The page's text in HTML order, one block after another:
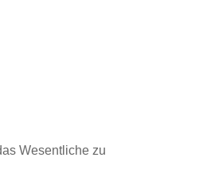
Wesentliche zu